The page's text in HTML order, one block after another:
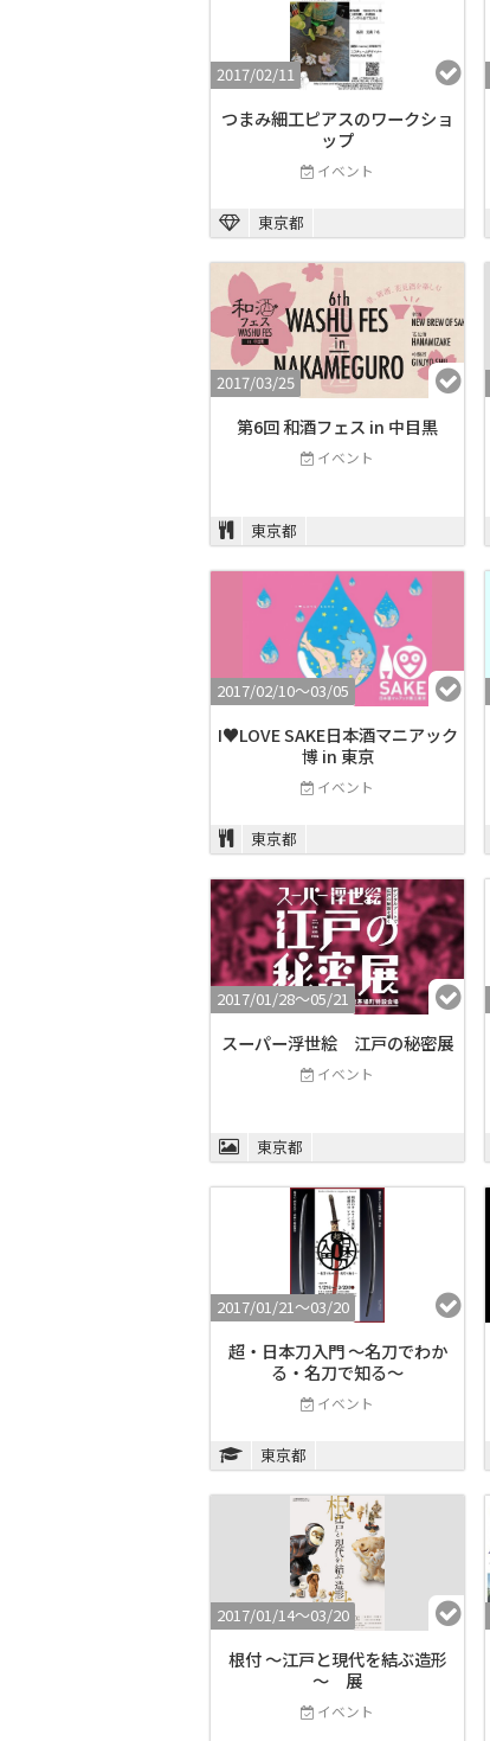
2017/02/11
つまみ細工ピアスのワークショ
ップ
イベント
東京都
2017/03/25
第6回 和酒フェス in 中目黒
イベント
東京都
2017/02/10〜03/05
I♥LOVE SAKE日本酒マニアック
博 in 東京
イベント
東京都
2017/01/28〜05/21
スーパー浮世絵 江戸の秘密展
イベント
東京都
2017/01/21〜03/20
超・日本刀入門 〜名刀でわか
る・名刀で知る〜
イベント
東京都
2017/01/14〜03/20
根付 ～江戸と現代を結ぶ造形
～ 展
イベント